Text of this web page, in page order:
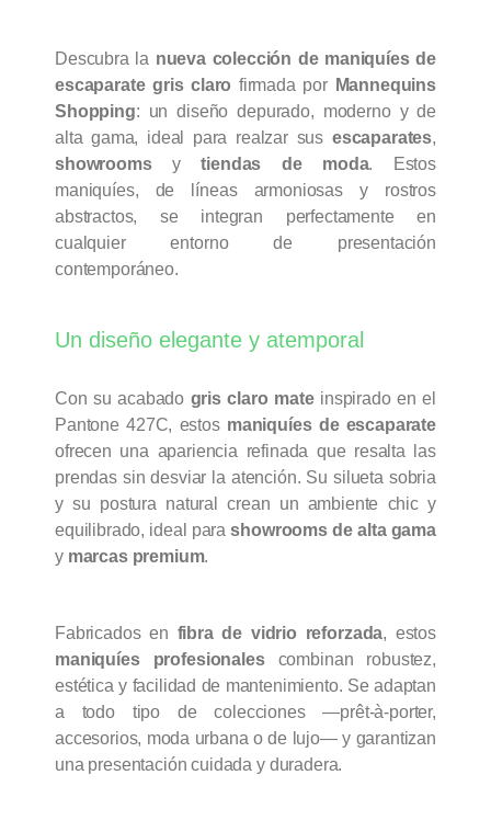
Descubra la nueva colección de maniquíes de
escaparate gris claro firmada por Mannequins
Shopping: un diseño depurado, moderno y de
alta gama, ideal para realzar sus escaparates,
showroomsytiendas de moda. Estos
maniquíes, de líneas armoniosas y rostros
abstractos, se integran perfectamente en
cualquier entorno de presentación
contemporáneo.
Un diseño elegante y atemporal
Con su acabado gris claro mateinspirado en el
Pantone 427C, estos maniquíes de escaparate
ofrecen una apariencia refinada que resalta las
prendas sin desviar la atención. Su silueta sobria
y su postura natural crean un ambiente chic y
equilibrado, ideal parashowrooms de alta gama
y marcas premium.
Fabricados en fibra de vidrio reforzada, estos
maniquíes profesionalescombinan robustez,
estética y facilidad de mantenimiento. Se adaptan
a todo tipo de colecciones —prêt-à-porter,
accesorios, moda urbana o de lujo— y garantizan
una presentación cuidada y duradera.